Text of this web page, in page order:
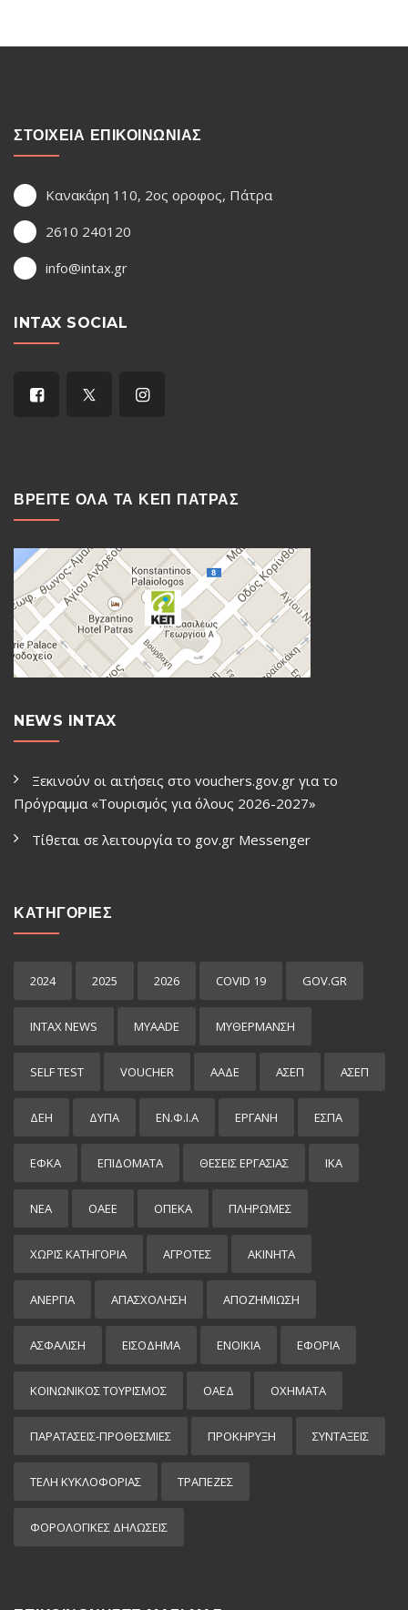
ΣΤΟΙΧΕΙΑ ΕΠΙΚΟΙΝΩΝΙΑΣ
Κανακάρη 110, 2ος οροφος, Πάτρα
2610 240120
info@intax.gr
INTAX SOCIAL
ΒΡΕΙΤΕ ΟΛΑ ΤΑ ΚΕΠ ΠΑΤΡΑΣ
NEWS INTAX
Ξεκινούν οι αιτήσεις στο vouchers.gov.gr για το
Πρόγραμμα «Τουρισμός για όλους 2026-2027»
Τίθεται σε λειτουργία το gov.gr Μessenger
ΚΑΤΗΓΟΡΙΕΣ
2024 2025 2026 COVID 19 GOV.GR
INTAX NEWS MYAADE MYΘΈΡΜΑΝΣΗ
SELF TEST VOUCHER ΑΑΔΕ ΑΣΕΠ ΑΣΕΠ
ΔΕΗ ΔΥΠΑ ΕΝ.Φ.Ι.Α ΕΡΓΑΝΗ ΕΣΠΑ
ΕΦΚΑ ΕΠΙΔΌΜΑΤΑ ΘΕΣΕΙΣ ΕΡΓΑΣΙΑΣ ΙΚΑ
ΝΕΑ ΟΑΕΕ ΟΠΕΚΑ ΠΛΗΡΩΜΕΣ
ΧΩΡΊΣ ΚΑΤΗΓΟΡΊΑ ΑΓΡΟΤΕΣ ΑΚΙΝΗΤΑ
ΑΝΕΡΓΙΑ ΑΠΑΣΧΟΛΗΣΗ ΑΠΟΖΗΜΙΩΣΗ
ΑΣΦΑΛΙΣΗ ΕΙΣΌΔΗΜΑ ΕΝΟΙΚΙΑ ΕΦΟΡΙΑ
ΚΟΙΝΩΝΙΚΟΣ ΤΟΥΡΙΣΜΟΣ ΟΑΕΔ ΟΧΗΜΑΤΑ
ΠΑΡΑΤΑΣΕΙΣ-ΠΡΟΘΕΣΜΙΕΣ ΠΡΟΚΉΡΥΞΗ ΣΥΝΤΑΞΕΙΣ
ΤΕΛΗ ΚΥΚΛΟΦΟΡΙΑΣ ΤΡΑΠΕΖΕΣ
ΦΟΡΟΛΟΓΙΚΕΣ ΔΗΛΩΣΕΙΣ